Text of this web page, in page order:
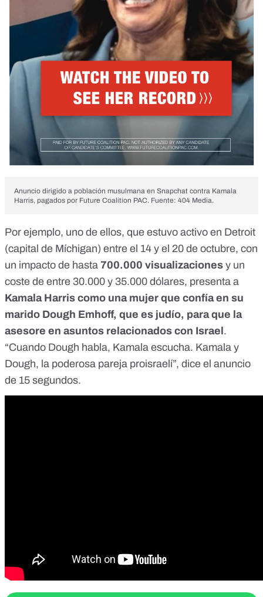
Anuncio dirigido a población musulmana en Snapchat contra Kamala
Harris, pagados por Future Coalition PAC. Fuente: 404 Media.
Por ejemplo, uno de ellos, que estuvo activo en Detroit
(capital de Míchigan) entre el 14 y el 20 de octubre, con
un impacto de hasta 700.000 visualizaciones y un
coste de entre 30.000 y 35.000 dólares, presenta a
Kamala Harris como una mujer que confía en su
marido Dough Emhoff, que es judío, para que la
asesore en asuntos relacionados con Israel .
“Cuando Dough habla, Kamala escucha. Kamala y
Dough, la poderosa pareja proisraelí”, dice el anuncio
de 15 segundos.